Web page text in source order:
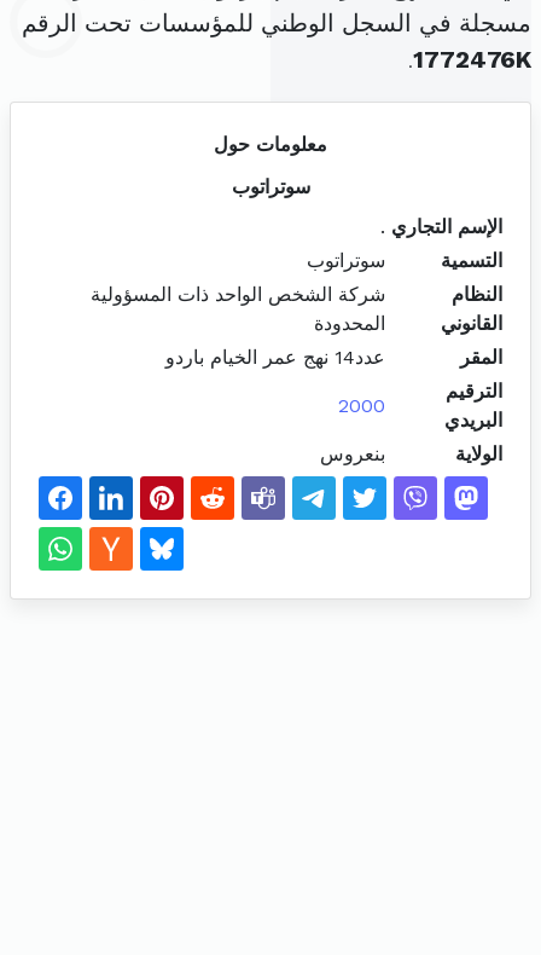
مسجلة في السجل الوطني للمؤسسات تحت الرقم
1772476K
.
معلومات حول
سوتراتوب
الإسم التجاري .
التسمية
سوتراتوب
النظام
القانوني
شركة الشخص الواحد ذات المسؤولية
المحدودة
المقر
عدد14 نهج عمر الخيام باردو
الترقيم
البريدي
2000
الولاية بنعروس